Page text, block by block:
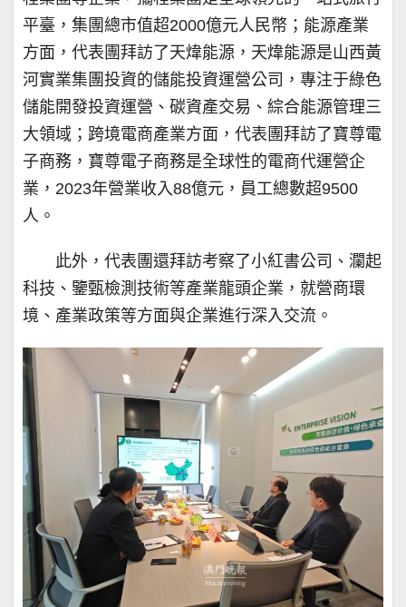
平臺，集團總市值超2000億元人民幣；能源產業
方面，代表團拜訪了天煒能源，天煒能源是山西黃
河實業集團投資的儲能投資運營公司，專注于綠色
儲能開發投資運營、碳資產交易、綜合能源管理三
大領域；跨境電商產業方面，代表團拜訪了寶尊電
子商務，寶尊電子商務是全球性的電商代運營企
業，2023年營業收入88億元，員工總數超9500
人。
此外，代表團還拜訪考察了小紅書公司、瀾起
科技、鑒甄檢測技術等產業龍頭企業，就營商環
境、產業政策等方面與企業進行深入交流。